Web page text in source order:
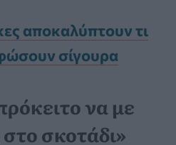
αποκαλύπτουν τι
σίγουρα
να με
σκοτάδι»